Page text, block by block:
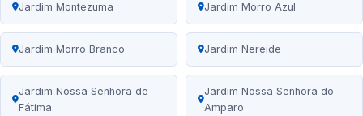
Jardim Montezuma Jardim Morro Azul
Jardim Morro Branco Jardim Nereide
Jardim Nossa Senhora de
Fátima
Jardim Nossa Senhora do
Amparo